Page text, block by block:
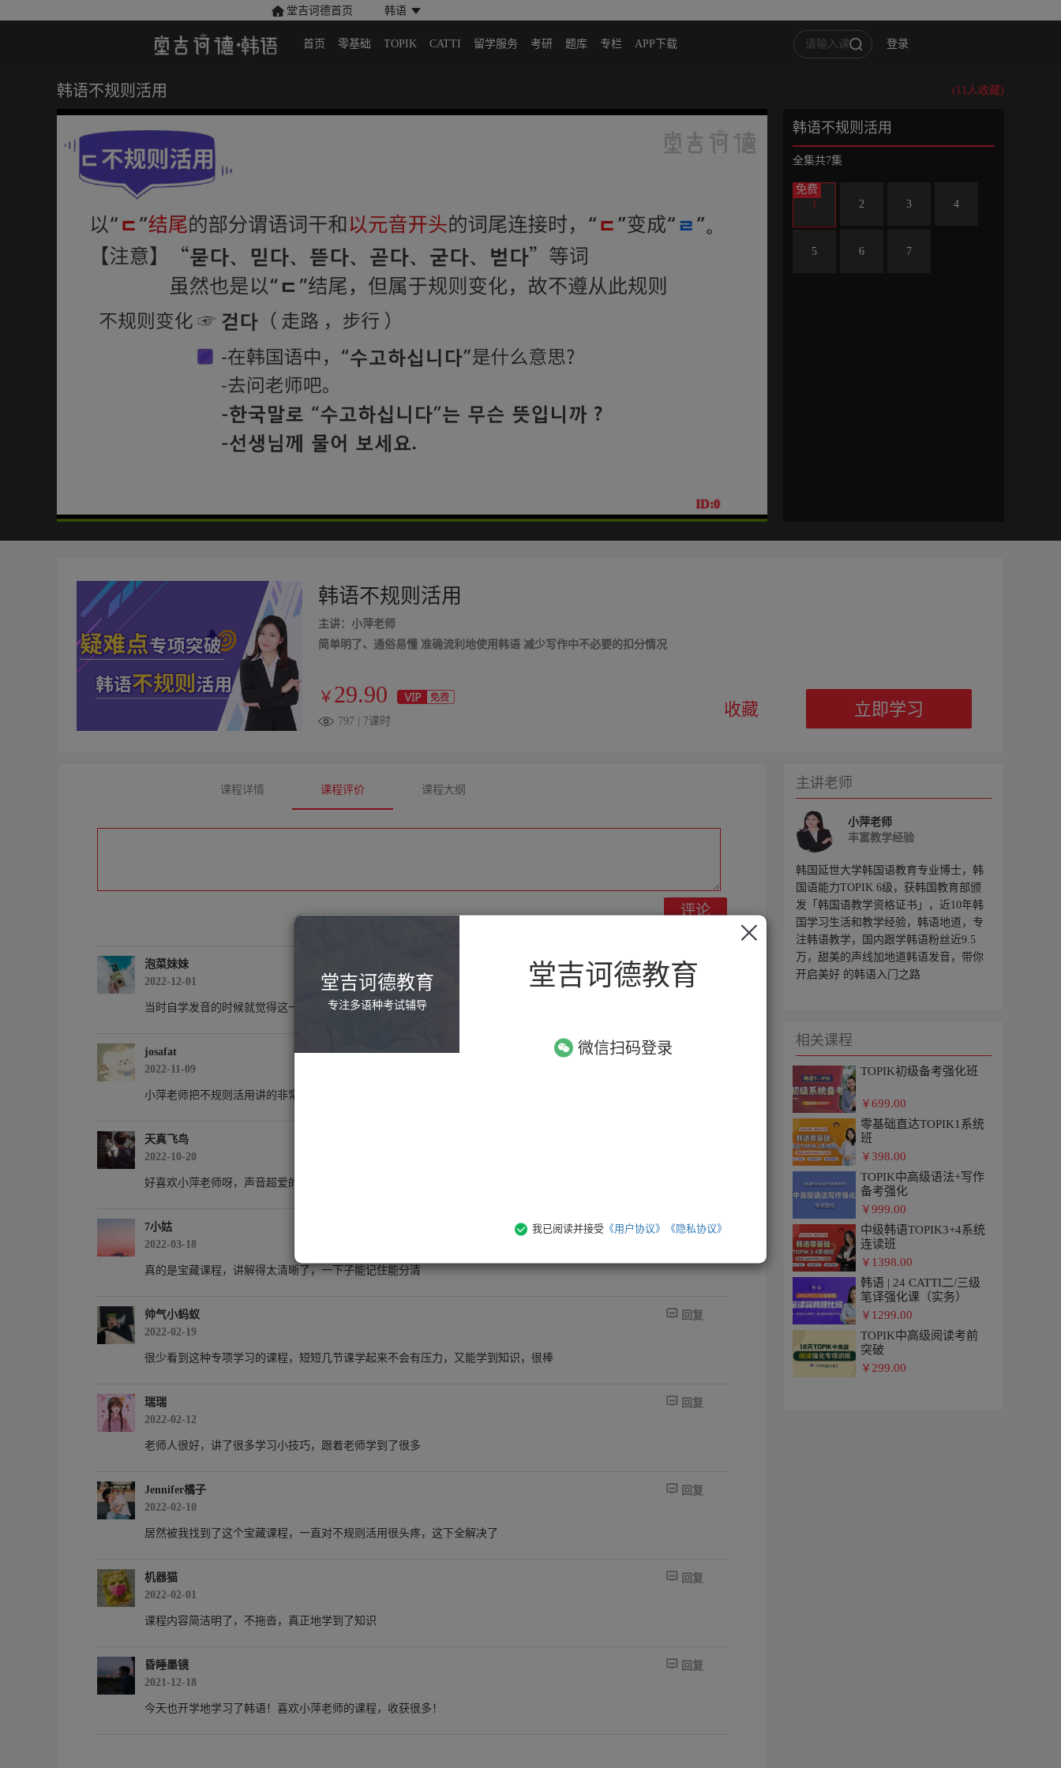
堂吉诃德首页 韩语
首页 零基础 TOPIK CATTI 留学服务 考研 题库 专栏 APP下载 登录
韩语不规则活用 (11人收藏)
05:50 / 05:50 高清 1x
韩语不规则活用
全集共7集
免费
1
2 3 4
5 6 7
韩语不规则活用
主讲：小萍老师
简单明了、通俗易懂 准确流利地使用韩语 减少写作中不必要的扣分情况
￥ 29.90
797 | 7课时
收藏 立即学习
课程详情 课程评价 课程大纲
评论
泡菜妹妹
2022-12-01
回复
当时自学发音的时候就觉得这一块很难，幸好上课老师会帮我总结一些方法，很快就记住了！！
josafat
2022-11-09

小萍老师把不规则活用讲的非常清楚，一下子就能get到！！
天真飞鸟
2022-10-20
好喜欢小萍老师呀，声音超爱的，讲得好清晰，之前也一直搞不懂。
7小姑
2022-03-18
回复
真的是宝藏课程，讲解得太清晰了，一下子能记住能分清
帅气小蚂蚁
2022-02-19
 回复
很少看到这种专项学习的课程，短短几节课学起来不会有压力，又能学到知识，很棒
瑞瑞
2022-02-12
 回复
老师人很好，讲了很多学习小技巧，跟着老师学到了很多
Jennifer橘子
2022-02-10
 回复
居然被我找到了这个宝藏课程，一直对不规则活用很头疼，这下全解决了
机器猫
2022-02-01
 回复
课程内容简洁明了，不拖沓，真正地学到了知识
昏睡墨镜
2021-12-18
 回复
今天也开学地学习了韩语！喜欢小萍老师的课程，收获很多！
主讲老师
小萍老师
丰富教学经验
韩国延世大学韩国语教育专业博士，韩
国语能力TOPIK 6级，获韩国教育部颁
发「韩国语教学资格证书」，近10年韩
国学习生活和教学经验，韩语地道，专
注韩语教学，国内跟学韩语粉丝近9.5
万，甜美的声线加地道韩语发音，带你
开启美好 的韩语入门之路
相关课程
TOPIK初级备考强化班
￥699.00
零基础直达TOPIK1系统
班
￥398.00
TOPIK中高级语法+写作
备考强化
￥999.00
中级韩语TOPIK3+4系统
连读班
￥ 1398.00
韩语 | 24 CATTI二/三级
笔译强化课（实务）
￥ 1299.00
TOPIK中高级阅读考前
突破
￥ 299.00
堂吉诃德教育
专注多语种考试辅导
堂吉诃德教育
微信扫码登录
我已阅读并接受 《用户协议》 《隐私协议》